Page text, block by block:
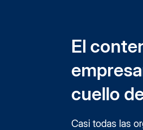
El
cuello
Casi todas las